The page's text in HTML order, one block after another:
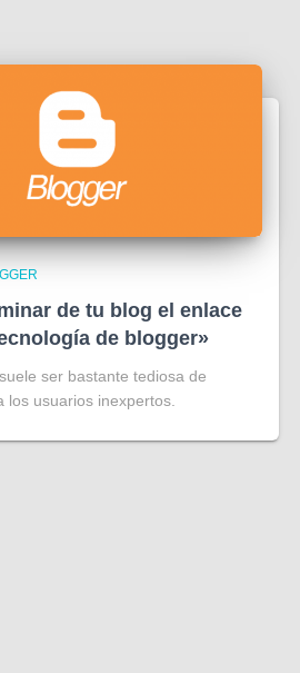
de tu blog el enlace
de blogger»
ser bastante tediosa de
los usuarios inexpertos.